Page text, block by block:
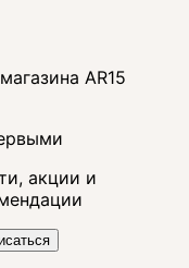
AR15
акции и